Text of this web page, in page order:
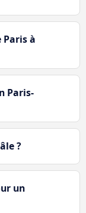
Paris à
Paris-
?
un